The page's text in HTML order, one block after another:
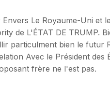
Le Royaume-Uni et
de L'ÉTAT DE TRUMP.
particulment bien le futur
Avec le Président des
frère ne l'est pas.